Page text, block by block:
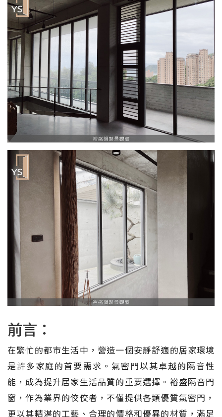
前言：
在繁忙的都市生活中，營造一個安靜舒適的居家環境
是許多家庭的首要需求。氣密門以其卓越的隔音性
能，成為提升居家生活品質的重要選擇。裕盛隔音門
窗，作為業界的佼佼者，不僅提供各類優質氣密門，
更以其精湛的工藝、合理的價格和優異的材質，滿足